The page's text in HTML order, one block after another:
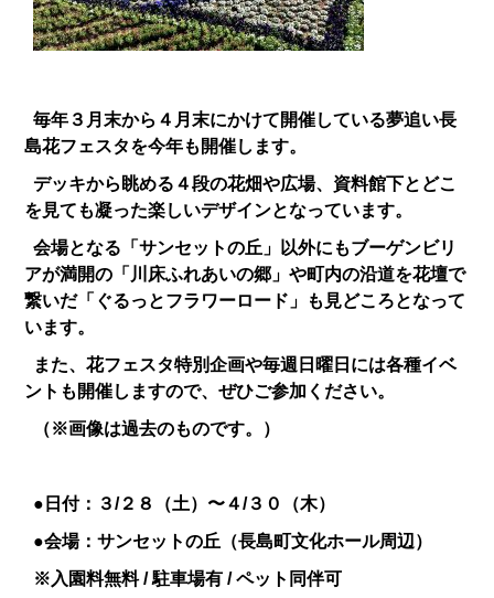
毎年３月末から４月末にかけて開催している夢追い長
島花フェスタを今年も開催します。
デッキから眺める４段の花畑や広場、資料館下とどこ
を見ても凝った楽しいデザインとなっています。
会場となる「サンセットの丘」以外にもブーゲンビリ
アが満開の「川床ふれあいの郷」や町内の沿道を花壇で
繋いだ「ぐるっとフラワーロード」も見どころとなって
います。
また、花フェスタ特別企画や毎週日曜日には各種イベ
ントも開催しますので、ぜひご参加ください。
（※画像は過去のものです。）
●日付：３/２８（土）〜４/３０（木）
●会場：サンセットの丘（長島町文化ホール周辺）
※入園料無料 / 駐車場有 / ペット同伴可